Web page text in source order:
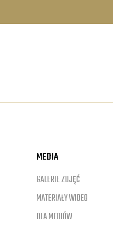
MEDIA
GALERIE ZDJĘĆ
MATERIAŁY WIDEO
DLA MEDIÓW